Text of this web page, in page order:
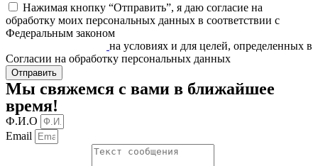
Нажимая кнопку “Отправить”, я даю согласие на
обработку моих персональных данных в соответствии c
Федеральным законом
на условиях и для целей, определенных в
Согласии на обработку персональных данных
Отправить
Мы свяжемся с вами в ближайшее
время!
Ф.И.О
Email